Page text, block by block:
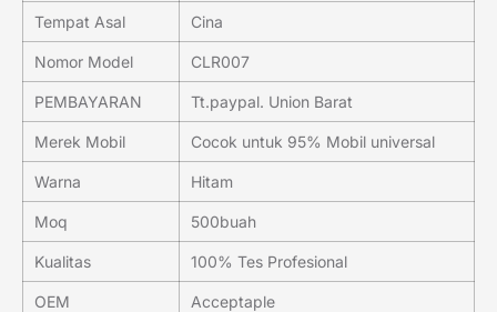
Tempat Asal Cina
Nomor Model CLR007
PEMBAYARAN Tt.paypal. Union Barat
Merek Mobil Cocok untuk 95% Mobil universal
Warna Hitam
Moq 500buah
Kualitas 100% Tes Profesional
OEM Acceptaple